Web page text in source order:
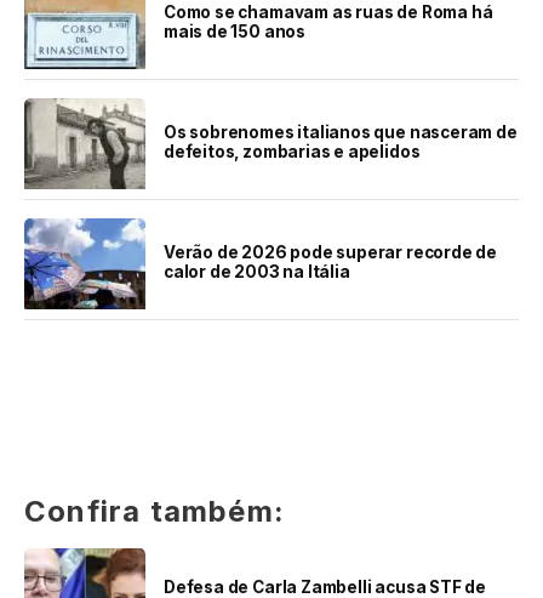
Como se chamavam as ruas de Roma há
mais de 150 anos
Os sobrenomes italianos que nasceram de
defeitos, zombarias e apelidos
Verão de 2026 pode superar recorde de
calor de 2003 na Itália
Confira também:
Defesa de Carla Zambelli acusa STF de